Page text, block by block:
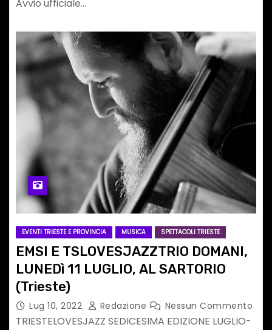
Avvio ufficiale…
EVENTI TRIESTE E PROVINCIA MUSICA SPETTACOLI TRIESTE
EMSI E TSLOVESJAZZTRIO DOMANI,
LUNEDì 11 LUGLIO, AL SARTORIO
(Trieste)
Lug 10, 2022 Redazione Nessun Commento
TRIESTELOVESJAZZ SEDICESIMA EDIZIONE LUGLIO-